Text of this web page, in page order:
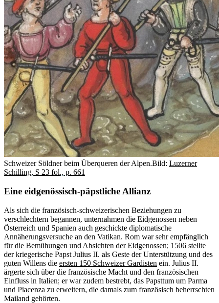
Schweizer Söldner beim Überqueren der Alpen.Bild: Luzerner
Schilling, S 23 fol., p. 661
Eine eidgenös­sisch-päpstli­che Allianz
Als sich die französisch-schweizerischen Beziehungen zu
verschlechtern begannen, unternahmen die Eidgenossen neben
Österreich und Spanien auch geschickte diplomatische
Annäherungsversuche an den Vatikan. Rom war sehr empfänglich
für die Bemühungen und Absichten der Eidgenossen; 1506 stellte
der kriegerische Papst Julius II. als Geste der Unterstützung und des
guten Willens die ersten 150 Schweizer Gardisten ein. Julius II.
ärgerte sich über die französische Macht und den französischen
Einfluss in Italien; er war zudem bestrebt, das Papsttum um Parma
und Piacenza zu erweitern, die damals zum französisch beherrschten
Mailand gehörten.